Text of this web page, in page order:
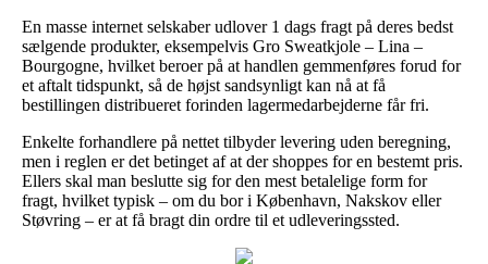
En masse internet selskaber udlover 1 dags fragt på deres bedst
sælgende produkter, eksempelvis Gro Sweatkjole – Lina –
Bourgogne, hvilket beroer på at handlen gemmenføres forud for
et aftalt tidspunkt, så de højst sandsynligt kan nå at få
bestillingen distribueret forinden lagermedarbejderne får fri.
Enkelte forhandlere på nettet tilbyder levering uden beregning,
men i reglen er det betinget af at der shoppes for en bestemt pris.
Ellers skal man beslutte sig for den mest betalelige form for
fragt, hvilket typisk – om du bor i København, Nakskov eller
Støvring – er at få bragt din ordre til et udleveringssted.